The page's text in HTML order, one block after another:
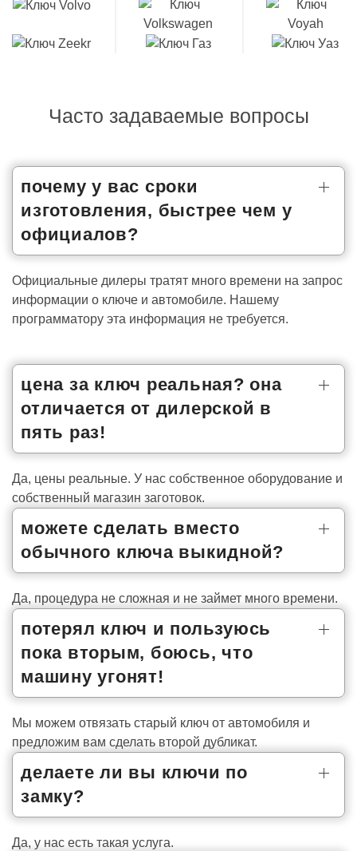
Часто задаваемые вопросы
почему у вас сроки
изготовления, быстрее чем у
официалов?
Официальные дилеры тратят много времени на запрос
информации о ключе и автомобиле. Нашему
программатору эта информация не требуется.
цена за ключ реальная? она
отличается от дилерской в
пять раз!
Да, цены реальные. У нас собственное оборудование и
собственный магазин заготовок.
можете сделать вместо
обычного ключа выкидной?
Да, процедура не сложная и не займет много времени.
потерял ключ и пользуюсь
пока вторым, боюсь, что
машину угонят!
Мы можем отвязать старый ключ от автомобиля и
предложим вам сделать второй дубликат.
делаете ли вы ключи по
замку?
Да, у нас есть такая услуга.